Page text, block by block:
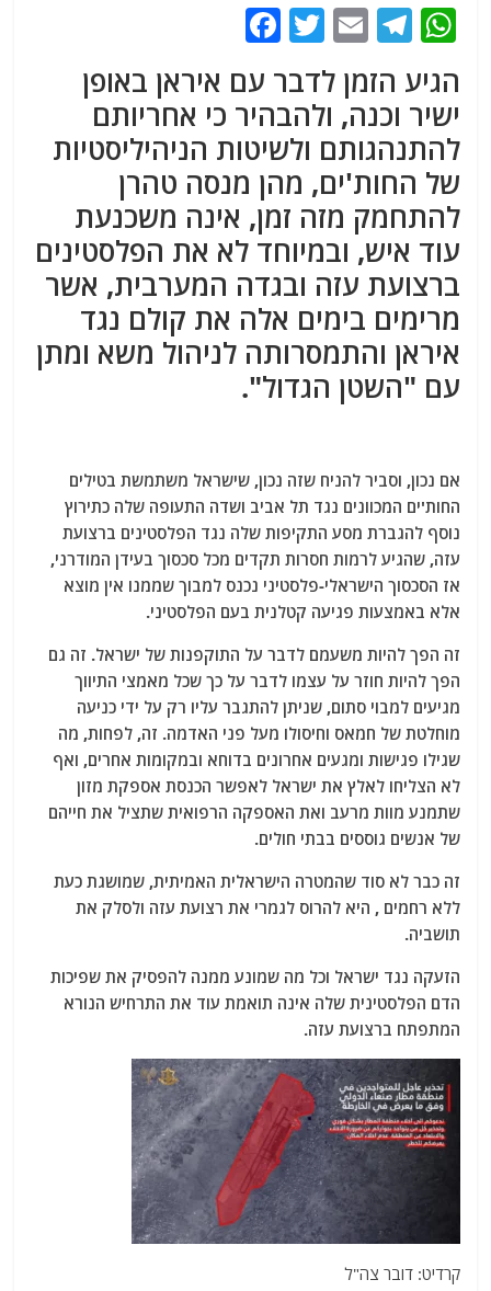
W
at
s
A
p
p
T
e
g
ra
m
E
m
ai
l
T
itt
er
c
e
b
o
o
k
הגיע הזמן לדבר עם איראן באופן
ישיר וכנה, ולהבהיר כי אחריותם
להתנהגותם ולשיטות הניהיליסטיות
של החות'ים, מהן מנסה טהרן
להתחמק מזה זמן, אינה משכנעת
עוד איש, ובמיוחד לא את הפלסטינים
ברצועת עזה ובגדה המערבית, אשר
מרימים בימים אלה את קולם נגד
איראן והתמסרותה לניהול משא ומתן
עם "השטן הגדול".
אם נכון, וסביר להניח שזה נכון, שישראל משתמשת בטילים
החות'ים המכוונים נגד תל אביב ושדה התעופה שלה כתירוץ
נוסף להגברת מסע התקיפות שלה נגד הפלסטינים ברצועת
עזה, שהגיע לרמות חסרות תקדים מכל סכסוך בעידן המודרני,
אז הסכסוך הישראלי-פלסטיני נכנס למבוך שממנו אין מוצא
אלא באמצעות פגיעה קטלנית בעם הפלסטיני.
זה הפך להיות משעמם לדבר על התוקפנות של ישראל. זה גם
הפך להיות חוזר על עצמו לדבר על כך שכל מאמצי התיווך
מגיעים למבוי סתום, שניתן להתגבר עליו רק על ידי כניעה
מוחלטת של חמאס וחיסולו מעל פני האדמה. זה, לפחות, מה
שגילו פגישות ומגעים אחרונים בדוחא ובמקומות אחרים, ואף
לא הצליחו לאלץ את ישראל לאפשר הכנסת אספקת מזון
שתמנע מוות מרעב ואת האספקה ​​הרפואית שתציל את חייהם
של אנשים גוססים בבתי חולים.
זה כבר לא סוד שהמטרה הישראלית האמיתית, שמושגת כעת
ללא רחמים , היא להרוס לגמרי את רצועת עזה ולסלק את
תושביה.
הזעקה נגד ישראל וכל מה שמונע ממנה להפסיק את שפיכות
הדם הפלסטינית שלה אינה תואמת עוד את התרחיש הנורא
המתפתח ברצועת עזה.
קרדיט: דובר צה"ל